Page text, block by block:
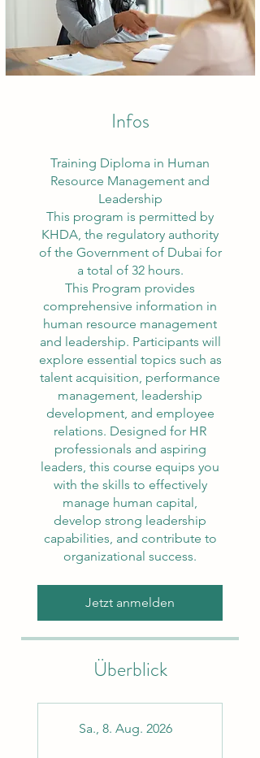
Infos
Training Diploma in Human
Resource Management and
Leadership
This program is permitted by
KHDA, the regulatory authority
of the Government of Dubai for
a total of 32 hours.
This Program provides
comprehensive information in
human resource management
and leadership. Participants will
explore essential topics such as
talent acquisition, performance
management, leadership
development, and employee
relations. Designed for HR
professionals and aspiring
leaders, this course equips you
with the skills to effectively
manage human capital,
develop strong leadership
capabilities, and contribute to
organizational success.
Jetzt anmelden
Überblick
Sa., 8. Aug. 2026